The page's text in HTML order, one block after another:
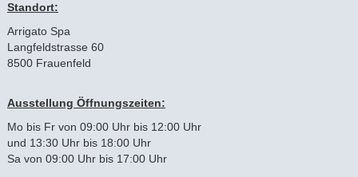
Standort:
Arrigato Spa
Langfeldstrasse 60
8500 Frauenfeld
Ausstellung Öffnungszeiten:
Mo bis Fr von 09:00 Uhr bis 12:00 Uhr
und 13:30 Uhr bis 18:00 Uhr
Sa von 09:00 Uhr bis 17:00 Uhr